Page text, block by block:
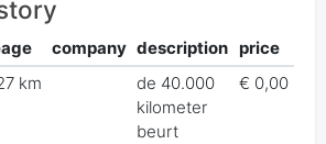
company description price
km
de 40.000
kilometer
beurt
€ 0,00